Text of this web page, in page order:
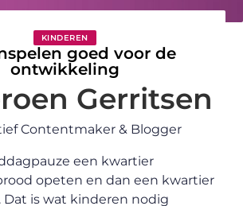
KINDEREN
goed voor de
ontwikkeling
Gerritsen
Contentmaker & Blogger
een kwartier
opeten en dan een kwartier
is wat kinderen nodig